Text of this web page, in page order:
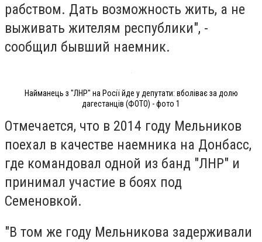
рабством. Дать возможность жить, а не
выживать жителям республики", -
сообщил бывший наемник.
Найманець з "ЛНР" на Росії йде у депутати: вболіває за долю
дагестанців (ФОТО) - фото 1
Отмечается, что в 2014 году Мельников
поехал в качестве наемника на Донбасс,
где командовал одной из банд "ЛНР" и
принимал участие в боях под
Семеновкой.
"В том же году Мельникова задерживали